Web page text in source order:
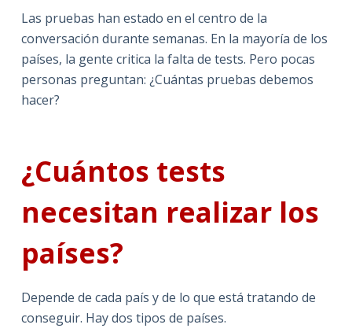
Las pruebas han estado en el centro de la
conversación durante semanas. En la mayoría de los
países, la gente critica la falta de tests. Pero pocas
personas preguntan: ¿Cuántas pruebas debemos
hacer?
¿Cuántos tests
necesitan realizar los
países?
Depende de cada país y de lo que está tratando de
conseguir. Hay dos tipos de países.